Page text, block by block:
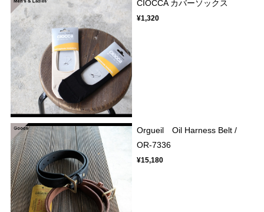
CIOCCA カバーソックス
¥1,320
Orgueil Oil Harness Belt /
OR-7336
¥15,180